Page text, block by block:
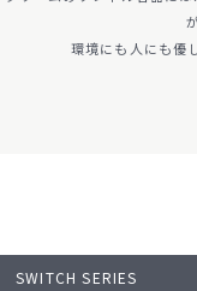
環境にも人にも優
SWITCH SERIES